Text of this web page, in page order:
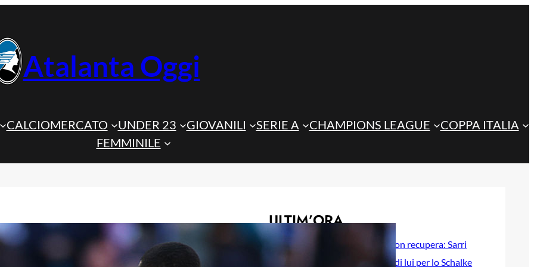
Atalanta Oggi
CALCIOMERCATO UNDER 23 GIOVANILI SERIE A CHAMPIONS LEAGUE
COPPA ITALIA
FEMMINILE
ULTIM’ORA
Atalanta, de Roon recupera: Sarri
può contare su di lui per lo Schalke